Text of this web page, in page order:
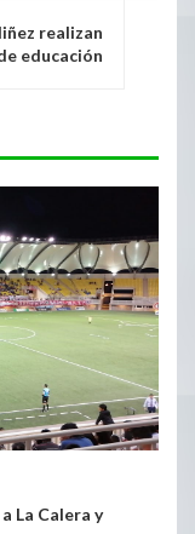
realizan
educación
La Calera y